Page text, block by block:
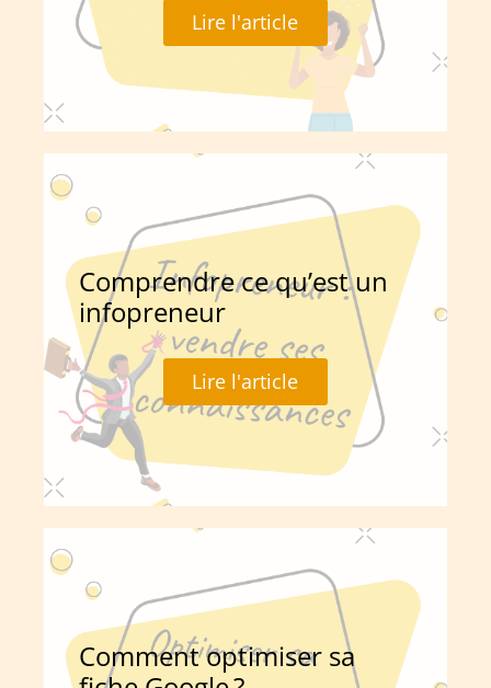
Lire l'article
Comprendre ce qu’est un
infopreneur
Lire l'article
Comment optimiser sa